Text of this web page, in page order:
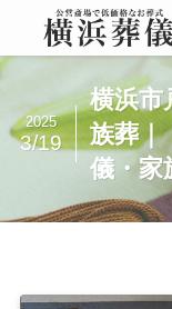
横浜市
族葬｜
儀・家
2025
3/19